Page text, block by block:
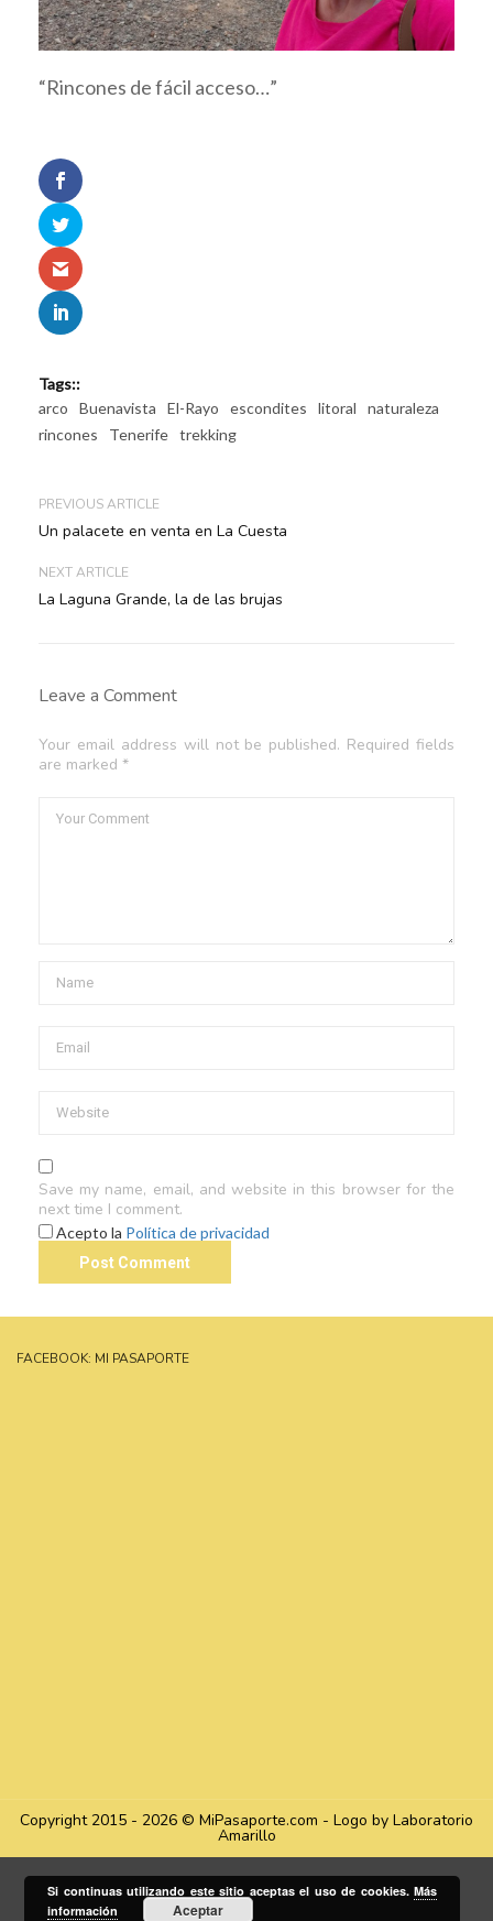
“Rincones de fácil acceso…”
Tags::
arco
Buenavista El-Rayo escondites litoral
naturaleza
rincones
Tenerife trekking
PREVIOUS ARTICLE
Un palacete en venta en La Cuesta
NEXT ARTICLE
La Laguna Grande, la de las brujas
Leave a Comment
Your email address will not be published. Required fields
are marked *
Save my name, email, and website in this browser for the
next time I comment.
Acepto la Política de privacidad
FACEBOOK: MI PASAPORTE
Copyright 2015 - 2026 © MiPasaporte.com - Logo by Laboratorio
Amarillo
Si continuas utilizando este sitio aceptas el uso de cookies. Más
información
Aceptar